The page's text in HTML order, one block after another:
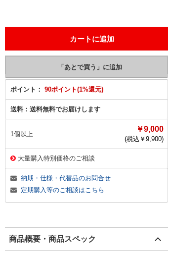
ポイント： 90ポイント(1%還元)
送料： 送料無料でお届けします
1個以上
￥9,000
(税込￥ 9,900)
大量購入特別価格のご相談
納期・仕様・代替品のお問合せ
定期購入等のご相談はこちら
商品概要・商品スペック